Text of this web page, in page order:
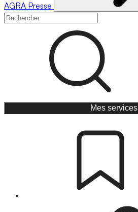
AGRA Presse
Mes services